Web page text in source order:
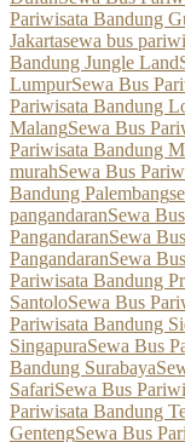
Pariwisata Bandung
Jakartasewa bus
Bandung Jungle Land
LumpurSewa Bus
Pariwisata Bandung
MalangSewa Bus
Pariwisata Bandung
murahSewa Bus
Bandung Palembang
pangandaranSewa
PangandaranSewa
PangandaranSewa
Pariwisata Bandung
SantoloSewa Bus
Pariwisata Bandung
SingapuraSewa Bus
Bandung Surabaya
SafariSewa Bus
Pariwisata Bandung
GentengSewa Bus